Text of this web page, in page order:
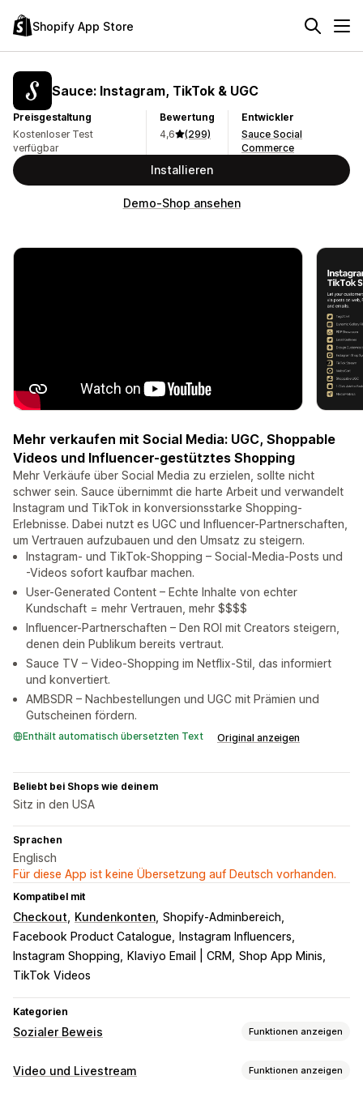
Shopify App Store
Sauce: Instagram, TikTok & UGC
Preisgestaltung
Kostenloser Test
verfügbar
Bewertung
4,6
(299)
Entwickler
Sauce Social
Commerce
Installieren
Demo-Shop ansehen
Mehr verkaufen mit Social Media: UGC, Shoppable
Videos und Influencer-gestütztes Shopping
Mehr Verkäufe über Social Media zu erzielen, sollte nicht
schwer sein. Sauce übernimmt die harte Arbeit und verwandelt
Instagram und TikTok in konversionsstarke Shopping-
Erlebnisse. Dabei nutzt es UGC und Influencer-Partnerschaften,
um Vertrauen aufzubauen und den Umsatz zu steigern.
Instagram- und TikTok-Shopping – Social-Media-Posts und
-Videos sofort kaufbar machen.
User-Generated Content – Echte Inhalte von echter
Kundschaft = mehr Vertrauen, mehr $$$$
Influencer-Partnerschaften – Den ROI mit Creators steigern,
denen dein Publikum bereits vertraut.
Sauce TV – Video-Shopping im Netflix-Stil, das informiert
und konvertiert.
AMBSDR – Nachbestellungen und UGC mit Prämien und
Gutscheinen fördern.
Enthält automatisch übersetzten Text Original anzeigen
Beliebt bei Shops wie deinem
Sitz in den USA
Sprachen
Englisch
Für diese App ist keine Übersetzung auf Deutsch vorhanden.
Kompatibel mit
Checkout Kundenkonten Shopify-Adminbereich
Facebook Product Catalogue
Instagram Influencers
Instagram Shopping
Klaviyo Email | CRM
Shop App Minis
TikTok Videos
Kategorien
Sozialer Beweis Funktionen anzeigen
Inhaltsarten
Video und Livestream Funktionen anzeigen